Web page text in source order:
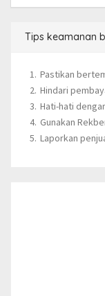
Tips keamanan
Pastikan
Hindari
Hati-hati
Gunakan
Laporkan